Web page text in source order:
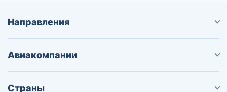
Направления
Авиакомпании
Страны